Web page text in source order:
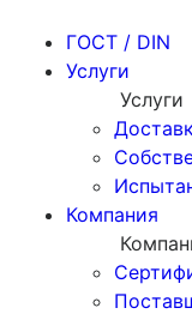
ГОСТ / DIN
Услуги
Услуги
Компания